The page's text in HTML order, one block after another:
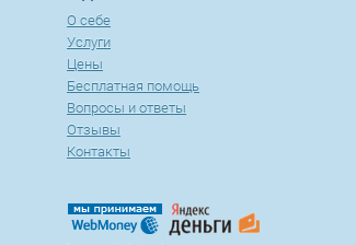
О себе
Услуги
Цены
Бесплатная помощь
Вопросы и ответы
Отзывы
Контакты